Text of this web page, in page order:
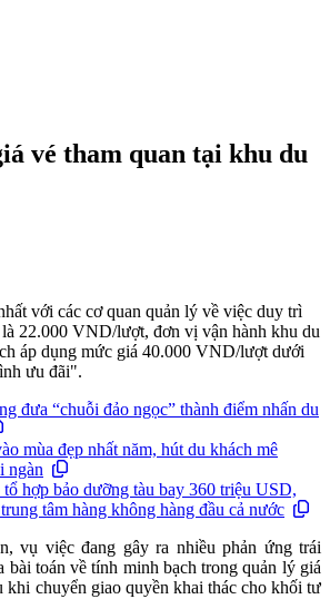
vé tham quan tại khu du
với các cơ quan quản lý về việc duy trì
22.000 VND/lượt, đơn vị vận hành khu du
áp dụng mức giá 40.000 VND/lượt dưới
ưu đãi".
đưa “chuỗi đảo ngọc” thành điểm nhấn du
mùa đẹp nhất năm, hút du khách mê
ngàn
hợp bảo dưỡng tàu bay 360 triệu USD,
tâm hàng không hàng đầu cả nước
vụ việc đang gây ra nhiều phản ứng trái
bài toán về tính minh bạch trong quản lý giá
khi chuyển giao quyền khai thác cho khối tư